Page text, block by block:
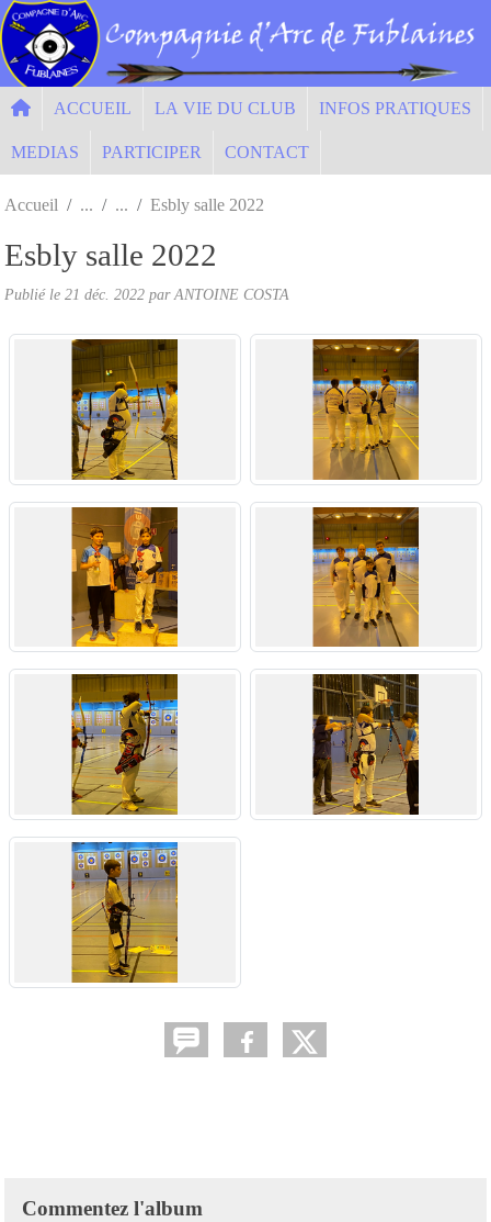
ACCUEIL LA VIE DU CLUB INFOS PRATIQUES
MEDIAS PARTICIPER CONTACT
Accueil Esbly salle 2022
Esbly salle 2022
Publié le 21 déc. 2022 par ANTOINE COSTA
Commentez l'album
Panneau de gestion des cookies